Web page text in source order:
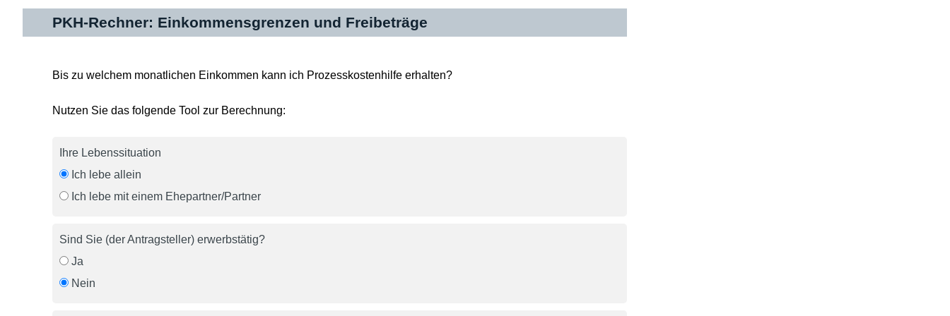
PKH-Rechner: Einkommensgrenzen und Freibeträge
Bis zu welchem monatlichen Einkommen kann ich Prozesskostenhilfe erhalten?
Nutzen Sie das folgende Tool zur Berechnung:
Ihre Lebenssituation
Ich lebe allein
Ich lebe mit einem Ehepartner/Partner
Sind Sie (der Antragsteller) erwerbstätig?
Ja
Nein